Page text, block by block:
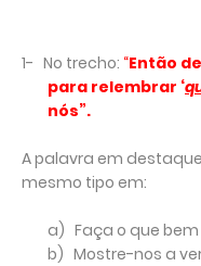
1- No trecho: “Então
para relembrar ‘
nós”.
A palavra em
mesmo tipo em:
a) Faça o que
b) Mostre-nos a